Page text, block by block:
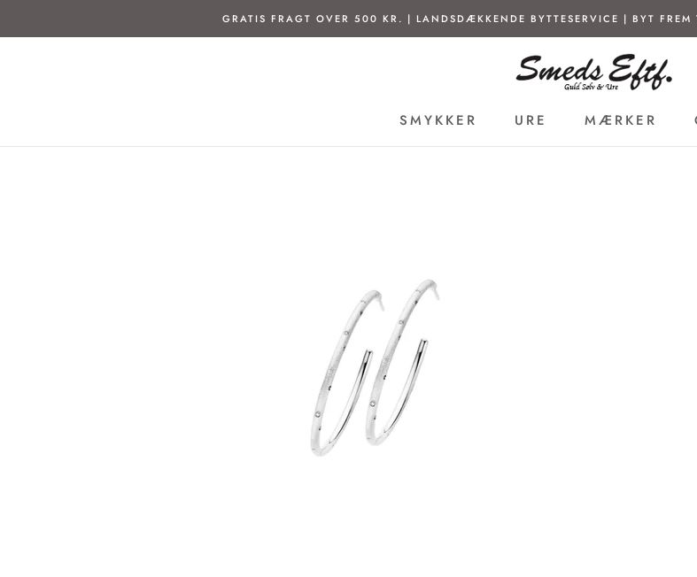
GRATIS FRAGT OVER 500 KR. | LANDSDÆKKENDE BYTTESERVICE | BYT
SMYKKER
URE
MÆRKER